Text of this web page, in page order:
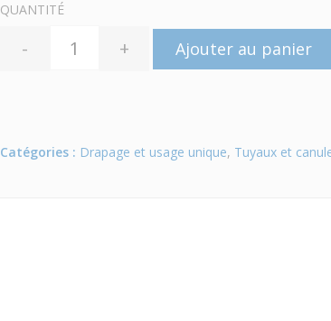
QUANTITÉ
- + Ajouter au panier
Catégories : Drapage et usage unique, Tuyaux et